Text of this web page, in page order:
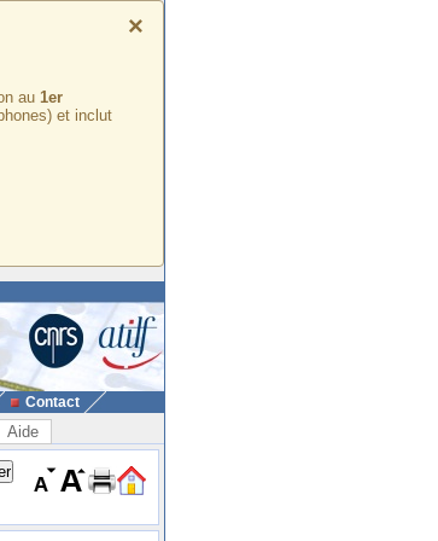
×
au 1er
et inclut
Contact
Aide